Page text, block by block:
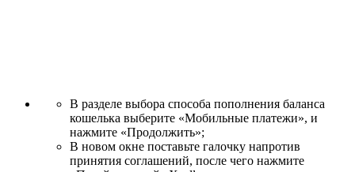
В разделе выбора способа пополнения баланса
кошелька выберите «Мобильные платежи», и
нажмите «Продолжить»;
В новом окне поставьте галочку напротив
принятия соглашений, после чего нажмите